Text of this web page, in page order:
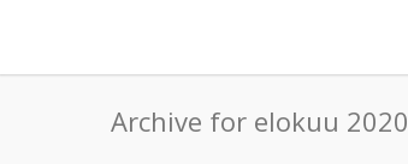
Archive for elokuu 2020